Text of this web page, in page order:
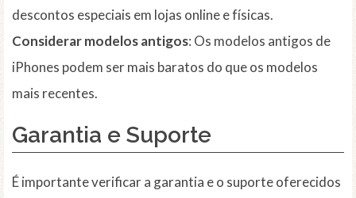
descontos especiais em lojas online e físicas.
Considerar modelos antigos: Os modelos antigos de
iPhones podem ser mais baratos do que os modelos
mais recentes.
Garantia e Suporte
É importante verificar a garantia e o suporte oferecidos